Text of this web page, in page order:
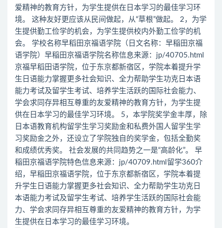
爱精神的教育方针，为学生提供在日本学习的最佳学习环
境。 这种友好更应该从民间做起，从“草根”做起。 2，为学
生提供勤工俭学的机会，为学生提供校内外勤工俭学的机
会。 学校名称早稻田京福语学院（日文名称：早稲田京福
语学院）早稲田京福语学院名称信息来源：jp/40705.html
京福早稻田语学院，位于东京都新宿区，学院本着提升学
生日语能力掌握更多社会知识、全力帮助学生功克日本语
能力考试及留学生考试、培养学生活跃的国际社会能力、
学会求同存异相互尊重的友爱精神的教育方针，为学生提
供在日本学习的最佳学习环境。 5，本学院奖学金丰厚，除
日本语教育机构留学生学习奖励金和私费外国人留学生学
习奖励金之外，还设立了学院独自的奖学金，包括全勤奖
和成绩优秀奖。 社会发展的共同趋势之一是“高龄化”。 早
稲田京福语学院特色信息来源：jp/40709.html留学360介
绍，早稲田京福语学院，位于东京都新宿区，学院本着提
升学生日语能力掌握更多社会知识、全力帮助学生功克日
本语能力考试及留学生考试、培养学生活跃的国际社会能
力、学会求同存异相互尊重的友爱精神的教育方针，为学
生提供在日本学习的最佳学习环境。